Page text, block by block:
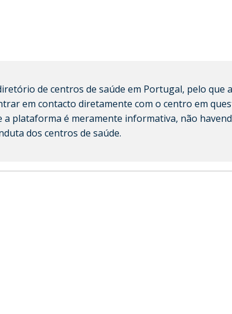
de centros de saúde em Portugal, pelo que
em contacto diretamente com o centro em
a plataforma é meramente informativa, não
dos centros de saúde.